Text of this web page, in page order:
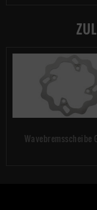
Wavebremsscheibe